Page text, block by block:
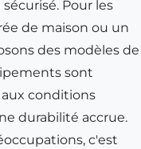
Pour les
de maison ou un
des modèles de
sont
conditions
durabilité accrue.
c'est